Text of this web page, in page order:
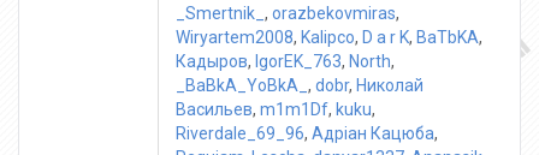
_Smertnik_ , orazbekovmiras,
Wiryartem2008, Kalipco, D a r K, BaTbKA,
Кадыров, IgorEK_763, North,
_BaBkA_YoBkA_ , dobr, Николай
Васильев, m1m1Df, kuku,
Riverdale_69_96, Адріан Кацюба,